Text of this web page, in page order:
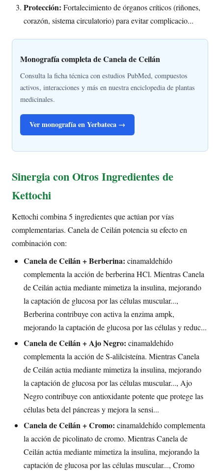
Protección: Fortalecimiento de órganos críticos (riñones,
corazón, sistema circulatorio) para evitar complicacio...
Monografía completa de Canela de Ceilán
Consulta la ficha técnica con estudios PubMed, compuestos
activos, interacciones y más en nuestra enciclopedia de plantas
medicinales.
Ver monografía en Yerbateca →
Sinergia con Otros Ingredientes de
Kettochi
Kettochi combina 5 ingredientes que actúan por vías
complementarias. Canela de Ceilán potencia su efecto en
combinación con:
Canela de Ceilán + Berberina: cinamaldehído
complementa la acción de berberina HCl. Mientras Canela
de Ceilán actúa mediante mimetiza la insulina, mejorando
la captación de glucosa por las células muscular...,
Berberina contribuye con activa la enzima ampk,
mejorando la captación de glucosa por las células y reduc...
Canela de Ceilán + Ajo Negro: cinamaldehído
complementa la acción de S-alilcisteína. Mientras Canela
de Ceilán actúa mediante mimetiza la insulina, mejorando
la captación de glucosa por las células muscular..., Ajo
Negro contribuye con antioxidante potente que protege las
células beta del páncreas y mejora la sensi...
Canela de Ceilán + Cromo: cinamaldehído complementa
la acción de picolinato de cromo. Mientras Canela de
Ceilán actúa mediante mimetiza la insulina, mejorando la
captación de glucosa por las células muscular..., Cromo